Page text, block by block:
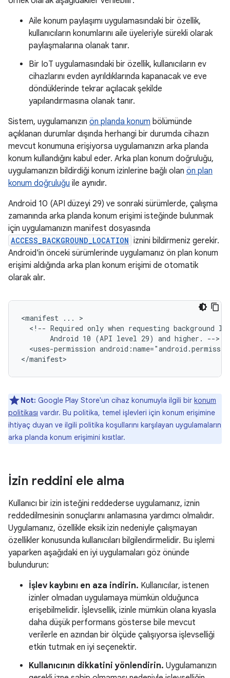
Aile konum paylaşımı uygulamasındaki bir özellik,
kullanıcıların konumlarını aile üyeleriyle sürekli olarak
paylaşmalarına olanak tanır.
Bir IoT uygulamasındaki bir özellik, kullanıcıların ev
cihazlarını evden ayrıldıklarında kapanacak ve eve
döndüklerinde tekrar açılacak şekilde
yapılandırmasına olanak tanır.
Sistem, uygulamanızın ön planda konum bölümünde
açıklanan durumlar dışında herhangi bir durumda cihazın
mevcut konumuna erişiyorsa uygulamanızın arka planda
konum kullandığını kabul eder. Arka plan konum doğruluğu,
uygulamanızın bildirdiği konum izinlerine bağlı olan ön plan
konum doğruluğu ile aynıdır.
Android 10 (API düzeyi 29) ve sonraki sürümlerde, çalışma
zamanında arka planda konum erişimi isteğinde bulunmak
için uygulamanızın manifest dosyasında
ACCESS_BACKGROUND_LOCATION iznini bildirmeniz gerekir.
Android'in önceki sürümlerinde uygulamanız ön plan konum
erişimi aldığında arka plan konum erişimi de otomatik
olarak alır.
<manifest ...
<!-- Required only when requesting background
Android 10 (API level 29) and higher.
<uses-permission
Not: Google Play Store'un cihaz konumuyla ilgili bir konum
politikası vardır. Bu politika, temel işlevleri için konum erişimine
ihtiyaç duyan ve ilgili politika koşullarını karşılayan uygulamaların
arka planda konum erişimini kısıtlar.
İzin reddini ele alma
Kullanıcı bir izin isteğini reddederse uygulamanız, iznin
reddedilmesinin sonuçlarını anlamasına yardımcı olmalıdır.
Uygulamanız, özellikle eksik izin nedeniyle çalışmayan
özellikler konusunda kullanıcıları bilgilendirmelidir. Bu işlemi
yaparken aşağıdaki en iyi uygulamaları göz önünde
bulundurun:
İşlev kaybını en aza indirin. Kullanıcılar, istenen
izinler olmadan uygulamaya mümkün olduğunca
erişebilmelidir. İşlevsellik, izinle mümkün olana kıyasla
daha düşük performans gösterse bile mevcut
verilerle en azından bir ölçüde çalışıyorsa işlevselliği
etkin tutmak en iyi seçenektir.
Kullanıcının dikkatini yönlendirin. Uygulamanızın